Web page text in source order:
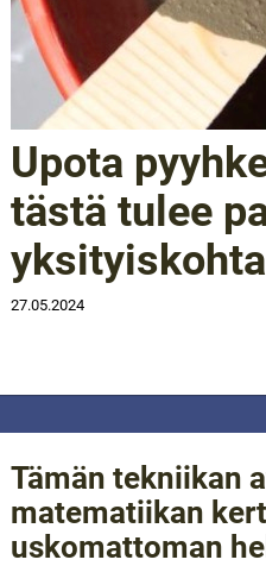
Upota
tästä tulee
yksityiskohta
27.05.2024
Tämän tekniikan
matematiikan
uskomattoman